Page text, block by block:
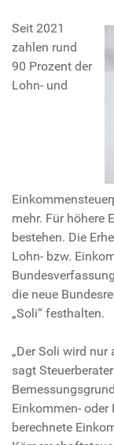
Seit 2021
zahlen rund
90 Prozent der
Lohn- und
mehr. Für höhere
bestehen. Die
Lohn- bzw.
die neue
„Soli“ festhalten.
„Der Soli wird
sagt
Einkommen-
berechnete